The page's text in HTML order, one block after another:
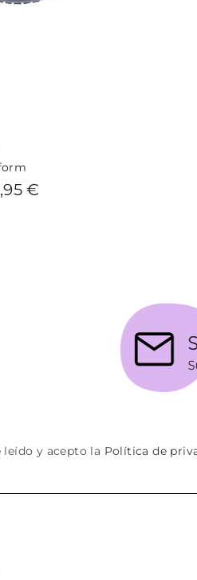
€
leído y acepto la Política de